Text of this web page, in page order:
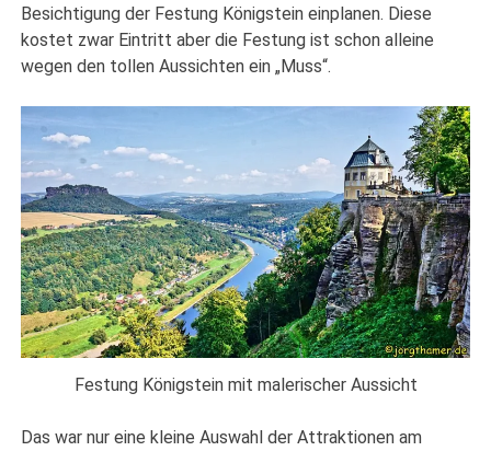
Besichtigung der Festung Königstein einplanen. Diese
kostet zwar Eintritt aber die Festung ist schon alleine
wegen den tollen Aussichten ein „Muss“.
Festung Königstein mit malerischer Aussicht
Das war nur eine kleine Auswahl der Attraktionen am